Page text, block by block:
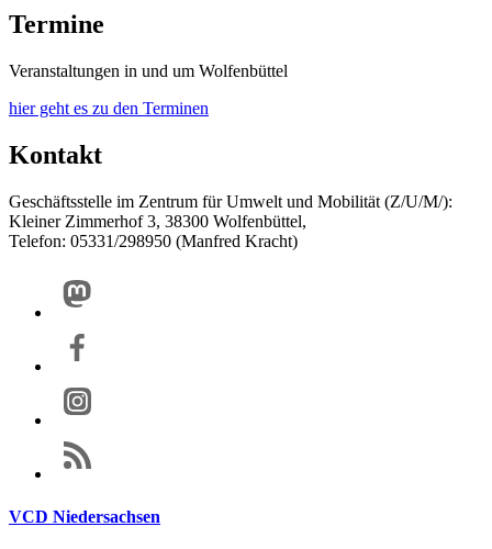
Termine
Veranstaltungen in und um Wolfenbüttel
hier geht es zu den Terminen
Kontakt
Geschäftsstelle im Zentrum für Umwelt und Mobilität (Z/U/M/):
Kleiner Zimmerhof 3, 38300 Wolfenbüttel,
Telefon: 05331/298950 (Manfred Kracht)
VCD Niedersachsen